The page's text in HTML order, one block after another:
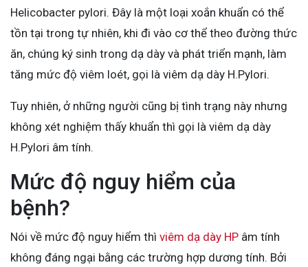
Helicobacter pylori. Đây là một loại xoắn khuẩn có thể
tồn tại trong tự nhiên, khi đi vào cơ thể theo đường thức
ăn, chúng ký sinh trong dạ dày và phát triển mạnh, làm
tăng mức độ viêm loét, gọi là viêm dạ dày H.Pylori.
Tuy nhiên, ở những người cũng bị tình trạng này nhưng
không xét nghiệm thấy khuẩn thì gọi là viêm dạ dày
H.Pylori âm tính.
Mức độ nguy hiểm của
bệnh?
Nói về mức độ nguy hiểm thì viêm dạ dày HP âm tính
không đáng ngại bằng các trường hợp dương tính. Bởi